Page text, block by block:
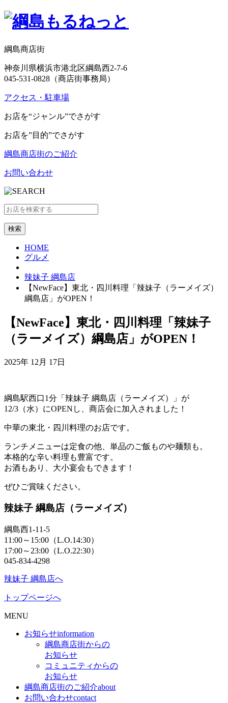
綱島商店街
神奈川県横浜市港北区綱島西2-7-6
045-531-0828（商店街事務局）
アクセス・駐車場
お店を“ジャンル”でさがす
お店を”目的”でさがす
綱島商店街のご紹介
お問い合わせ
HOME
グルメ
辣妹子 綱島店
【NewFace】東北・四川料理「辣妹子（ラーメイズ）
綱島店」がOPEN！
【NewFace】東北・四川料理「辣妹子
（ラーメイズ）綱島店」がOPEN！
2025年 12月 17日
綱島駅西口1分「辣妹子 綱島店（ラーメイズ）」が
12/3（水）にOPENし、商店会に加入されました！
中華の東北・四川料理のお店です。
ランチメニューは定食の他、単品のご飯ものや麺類も。
本格的な辛い料理も豊富です。
お酒もあり、大小宴会もできます！
ぜひご賞味ください。
辣妹子 綱島店（ラーメイズ）
綱島西1-11-5
11:00～15:00（L.O.14:30）
17:00～23:00（L.O.22:30）
045-834-4298
辣妹子 綱島店へ
トップページへ
MENU
お知らせinformation
綱島商店街からの
お知らせ
コミュニティからの
お知らせ
綱島商店街のご紹介about
お問い合わせcontact